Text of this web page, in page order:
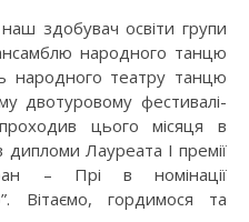
народного танцю
народного театру танцю
двотуровому фестивалі-
цього місяця в
дипломи Лауреата I премії
– Прі в номінації
Вітаємо, гордимося та